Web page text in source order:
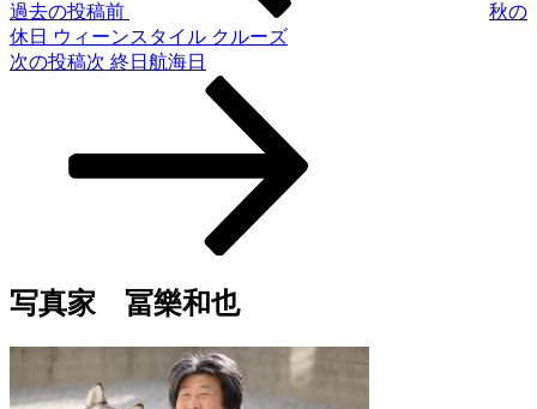
過去の投稿前
秋の
休日 ウィーンスタイル クルーズ
次の投稿次 終日航海日
写真家 冨樂和也